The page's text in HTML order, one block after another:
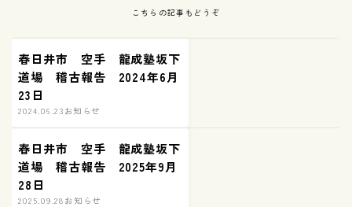
こちらの記事もどうぞ
春日井市 空手 龍成塾坂下
道場 稽古報告 2024年6月
23日
2024.06.23お知らせ
春日井市 空手 龍成塾坂下
道場 稽古報告 2025年9月
28日
2025.09.28お知らせ